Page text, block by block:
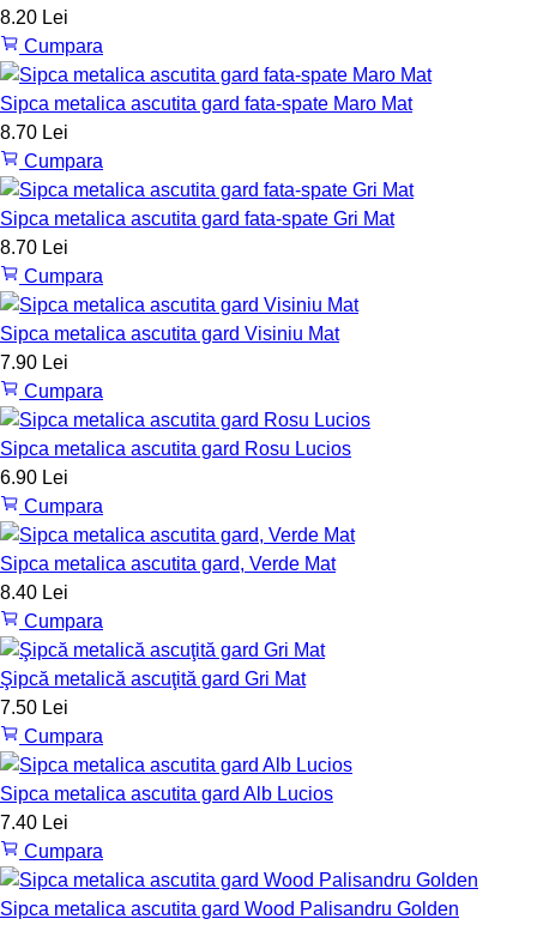
8.20 Lei
Cumpara
Sipca metalica ascutita gard fata-spate Maro Mat
8.70 Lei
Cumpara
Sipca metalica ascutita gard fata-spate Gri Mat
8.70 Lei
Cumpara
Sipca metalica ascutita gard Visiniu Mat
7.90 Lei
Cumpara
Sipca metalica ascutita gard Rosu Lucios
6.90 Lei
Cumpara
Sipca metalica ascutita gard, Verde Mat
8.40 Lei
Cumpara
Şipcă metalică ascuţită gard Gri Mat
7.50 Lei
Cumpara
Sipca metalica ascutita gard Alb Lucios
7.40 Lei
Cumpara
Sipca metalica ascutita gard Wood Palisandru Golden